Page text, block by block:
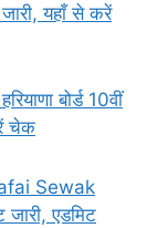
यहाँ से करें
बोर्ड 10वीं
चेक
Sewak
एडमिट